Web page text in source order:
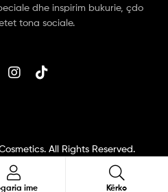
dhe inspirim bukurie, çdo
tona sociale.
All Rights Reserved.
ime Kërko
Kërko